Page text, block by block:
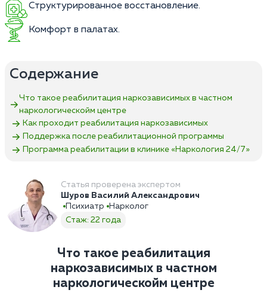
Структурированное восстановление.
Комфорт в палатах.
Содержание
Что такое реабилитация наркозависимых в частном
наркологическойм центре
Как проходит реабилитация наркозависимых
Поддержка после реабилитационной программы
Программа реабилитации в клинике «Наркология 24/7»
Статья проверена экспертом
Шуров Василий Александрович
Психиатр
Нарколог
Стаж: 22 года
Что такое реабилитация
наркозависимых в частном
наркологическойм центре